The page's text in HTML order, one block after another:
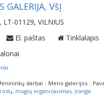
GALERIJA, VšĮ
01129, VILNIUS
El. paštas Tinklalapis
darbai Meno galerijos
mugių organizavimas, įranga